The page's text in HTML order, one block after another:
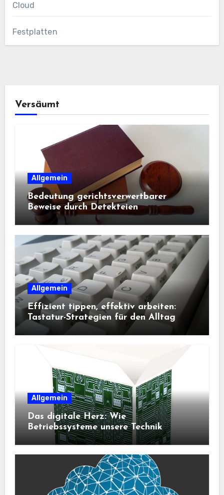
Cloud
Festplatten
Versäumt
Allgemein
Bedeutung gerichtsverwertbarer
Beweise durch Detekteien
Allgemein
Effizient tippen, effektiv arbeiten:
Tastatur-Strategien für den Alltag
Allgemein
Das digitale Herz: Wie
Betriebssysteme unsere Technik
steuern